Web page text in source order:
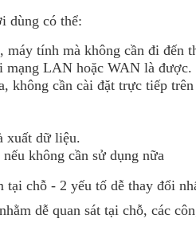
dùng có thể:
tính mà không cần đi đến
mạng LAN hoặc WAN là được.
không cần cài đặt trực tiếp
xuất dữ liệu.
không cần sử dụng nữa
tại chỗ - 2 yếu tố dễ thay đổi
dễ quan sát tại chỗ, các